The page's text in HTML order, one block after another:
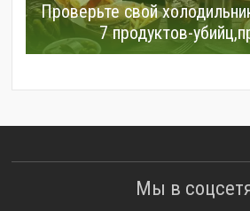
Проверьте свой
7 продуктов-
Мы в